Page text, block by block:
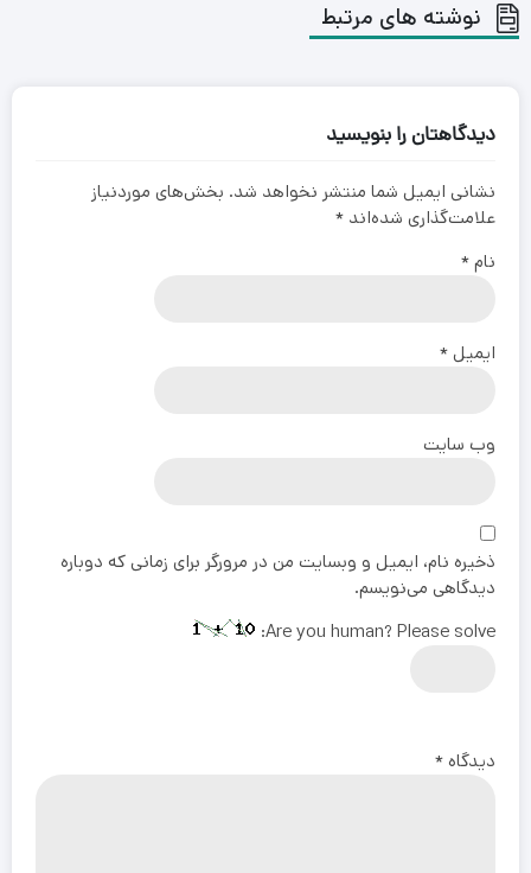
نوشته های مرتبط
دیدگاهتان را بنویسید
نشانی ایمیل شما منتشر نخواهد شد. بخش‌های موردنیاز
علامت‌گذاری شده‌اند *
نام*
ایمیل*
وب‌ سایت
ذخیره نام، ایمیل و وبسایت من در مرورگر برای زمانی که دوباره
دیدگاهی می‌نویسم.
Are you human? Please solve:
دیدگاه *